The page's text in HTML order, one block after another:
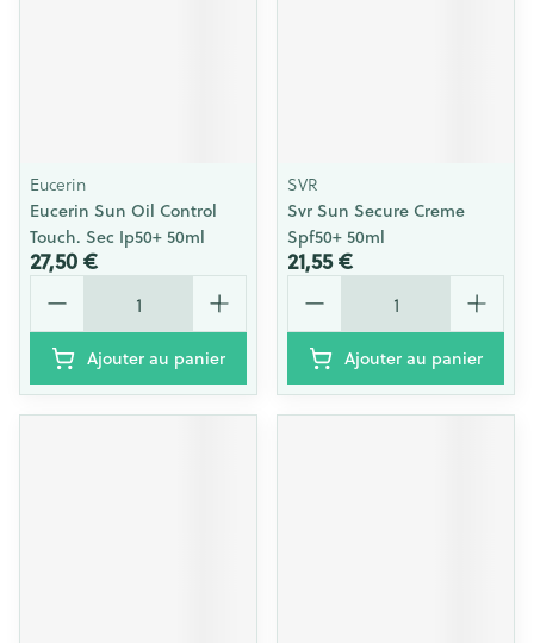
Eucerin
Eucerin Sun Oil Control
Touch. Sec Ip50+ 50ml
27,50 €
Quantité
Ajouter au panier
SVR
Svr Sun Secure Creme
Spf50+ 50ml
21,55 €
Quantité
Ajouter au panier